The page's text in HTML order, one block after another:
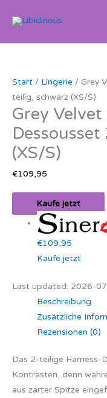
Inhalt
Start / Lingerie / Grey
teilig, schwarz (XS/S)
Grey
(XS/S)
€109,95
Kaufe jetzt
€109,95
Kaufe jetzt
Last updated: 2026-
Beschreibung
Zusätzliche
Rezensionen (0)
Das 2-teilige Harness-
Kontrasten, denn
aus zarter Spitze